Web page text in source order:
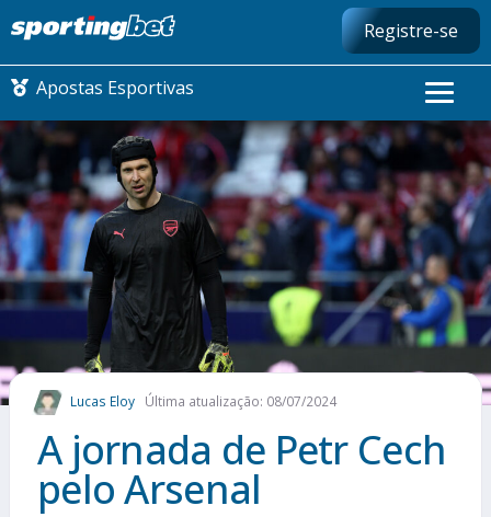
Registre-se
Apostas Esportivas
CONMEBOL LIBERTADORES
FUTEBOL NACIONAL
FUTEBOL INTERNACIONAL
COMO APOSTAR
MAIS ESPORTES
Lucas Eloy Última atualização: 08/07/2024
A jornada de Petr Cech
pelo Arsenal